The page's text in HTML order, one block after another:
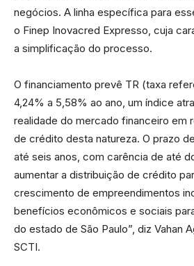
negócios. A linha específica para
o Finep Inovacred Expresso, cuja
a simplificação do processo.
O financiamento prevê TR (taxa
4,24% a 5,58% ao ano, um índice
realidade do mercado financeiro em
de crédito desta natureza. O prazo
até seis anos, com carência de até
aumentar a distribuição de crédito
crescimento de empreendimentos
benefícios econômicos e sociais
do estado de São Paulo”, diz Vahan
SCTI.